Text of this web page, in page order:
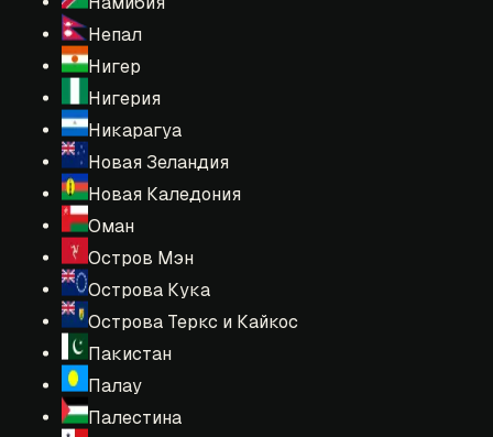
Непал
Нигер
Нигерия
Никарагуа
Новая Зеландия
Новая Каледония
Оман
Остров Мэн
Острова Кука
Острова Теркс и Кайкос
Пакистан
Палау
Палестина